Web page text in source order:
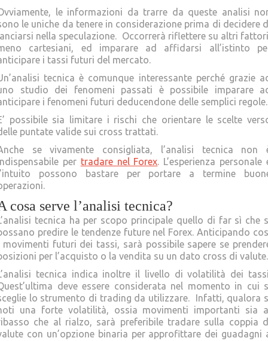
le informazioni da trarre da queste analisi
le uniche da tenere in considerazione prima di decidere
nella speculazione. Occorrerà riflettere su altri
cartesiani, ed imparare ad affidarsi all’istinto
i tassi futuri del mercato.
tecnica è comunque interessante perché grazie
studio dei fenomeni passati è possibile imparare
i fenomeni futuri deducendone delle semplici regole.
possibile sia limitare i rischi che orientare le scelte
puntate valide sui cross trattati.
se vivamente consigliata, l’analisi tecnica non
per tradare nel Forex. L’esperienza personale
possono bastare per portare a termine
cosa serve l’analisi tecnica?
tecnica ha per scopo principale quello di far sì che
predire le tendenze future nel Forex. Anticipando
movimenti futuri dei tassi, sarà possibile sapere se
per l’acquisto o la vendita su un dato cross di valute.
tecnica indica inoltre il livello di volatilità dei
deve essere considerata nel momento in cui
lo strumento di trading da utilizzare. Infatti, qualora
una forte volatilità, ossia movimenti importanti sia
che al rialzo, sarà preferibile tradare sulla coppia
con un’opzione binaria per approfittare dei guadagni